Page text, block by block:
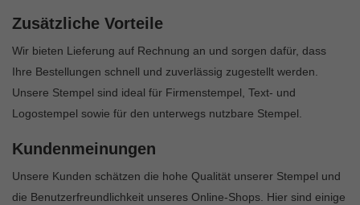
Zusätzliche Vorteile
Wir bieten Lieferung auf Rechnung an und sorgen dafür, dass
Ihre Bestellungen schnell und zuverlässig zugestellt werden.
Unsere Stempel sind ideal für Firmenstempel, Text- und
Logostempel sowie für den unterwegs nutzbare Stempel.
Kundenmeinungen
Unsere Kunden schätzen die hohe Qualität unserer Stempel und
die Benutzerfreundlichkeit unseres Online-Shops. Hier sind einige